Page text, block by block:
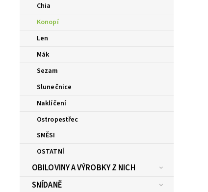
Chia
Konopí
Len
Mák
Sezam
Slunečnice
Naklíčení
Ostropestřec
SMĚSI
OSTATNÍ
OBILOVINY A VÝROBKY Z NICH
SNÍDANĚ